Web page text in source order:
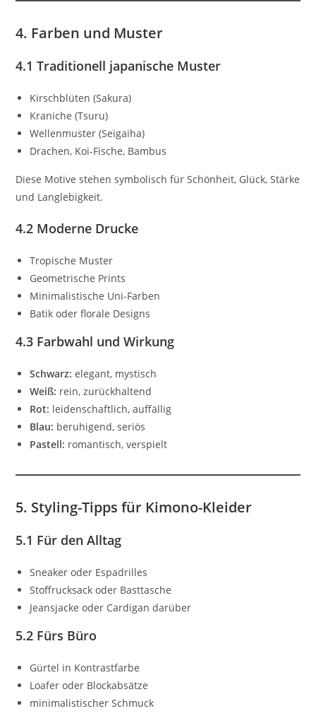
4. Farben und Muster
4.1 Traditionell japanische Muster
Kirschblüten (Sakura)
Kraniche (Tsuru)
Wellenmuster (Seigaiha)
Drachen, Koi-Fische, Bambus
Diese Motive stehen symbolisch für Schönheit, Glück, Stärke
und Langlebigkeit.
4.2 Moderne Drucke
Tropische Muster
Geometrische Prints
Minimalistische Uni-Farben
Batik oder florale Designs
4.3 Farbwahl und Wirkung
Schwarz: elegant, mystisch
Weiß: rein, zurückhaltend
Rot: leidenschaftlich, auffällig
Blau: beruhigend, seriös
Pastell: romantisch, verspielt
5. Styling-Tipps für Kimono-Kleider
5.1 Für den Alltag
Sneaker oder Espadrilles
Stoffrucksack oder Basttasche
Jeansjacke oder Cardigan darüber
5.2 Fürs Büro
Gürtel in Kontrastfarbe
Loafer oder Blockabsätze
minimalistischer Schmuck